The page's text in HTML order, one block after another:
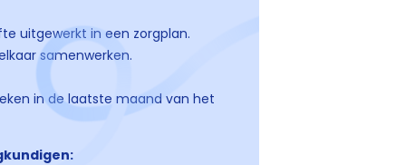
uitgewerkt in een zorgplan.
samenwerken.
in de laatste maand van het